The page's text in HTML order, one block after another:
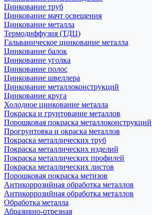
Цинкование труб
Цинкование мачт освещения
Цинкование металла
Термодиффузия (ТДЦ)
Гальваническое цинкование металла
Цинкование балок
Цинкование уголка
Цинкование полос
Цинкование швеллера
Цинкование металлоконструкций
Цинкование круга
Холодное цинкование металла
Покраска и грунтование металлов
Порошковая покраска металлоконструкций
Прогрунтовка и окраска металлов
Покраска металлических труб
Покраска металлических изделий
Покраска металлических профилей
Покраска металлических листов
Порошковая покраска метизов
Антикоррозийная обработка металлов
Антикоррозийная обработка металлов
Обработка металла
Абразивно-отрезная